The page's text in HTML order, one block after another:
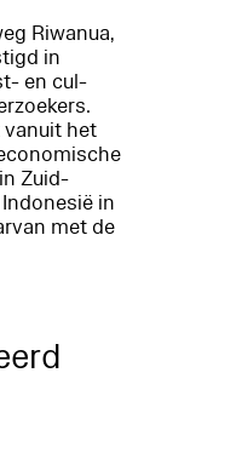
Riwanua,
in
en cul-
vanuit het
Zuid-
in
met de